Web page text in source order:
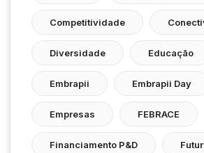
Competitividade
Diversidade Educação
Embrapii Embrapii Day
Empresas FEBRACE
Financiamento P&D